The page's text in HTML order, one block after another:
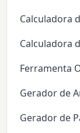
Calculadora
Calculadora
Ferramenta
Gerador de
Gerador de